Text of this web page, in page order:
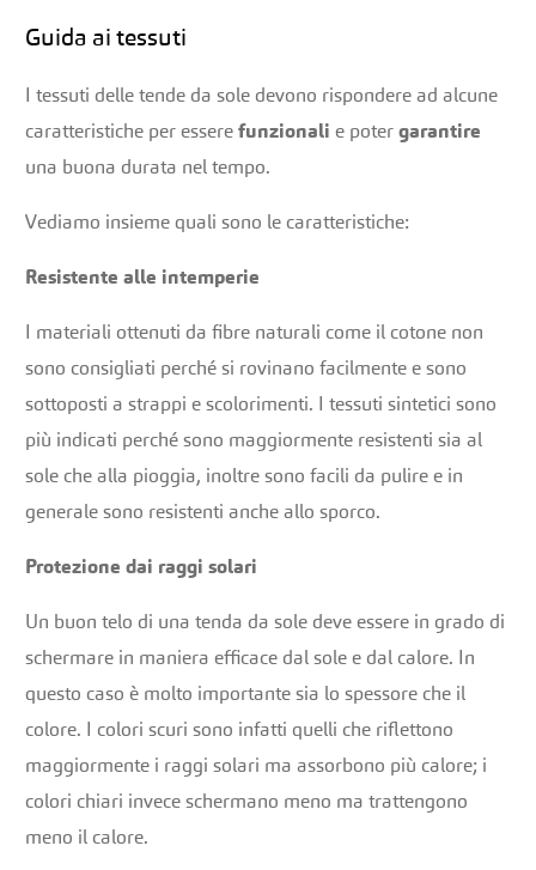
Guida ai tessuti
I tessuti delle tende da sole devono rispondere ad alcune
caratteristiche per esserefunzionalie potergarantire
una buona durata nel tempo.
Vediamo insieme quali sono le caratteristiche:
Resistente alle intemperie
I materiali ottenuti da fibre naturali come il cotone non
sono consigliati perché si rovinano facilmente e sono
sottoposti a strappi e scolorimenti. I tessuti sintetici sono
più indicati perché sono maggiormente resistenti sia al
sole che alla pioggia, inoltre sono facili da pulire e in
generale sono resistenti anche allo sporco.
Protezione dai raggi solari
Un buon telo di una tenda da sole deve essere in grado di
schermare in maniera efficace dal sole e dal calore. In
questo caso è molto importante sia lo spessore che il
colore. I colori scuri sono infatti quelli che riflettono
maggiormente i raggi solari ma assorbono più calore; i
colori chiari invece schermano meno ma trattengono
meno il calore.